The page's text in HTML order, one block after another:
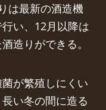
は最新の酒造機
い、12月以降は
造りができる。
が繁殖しにくい
い冬の間に造る